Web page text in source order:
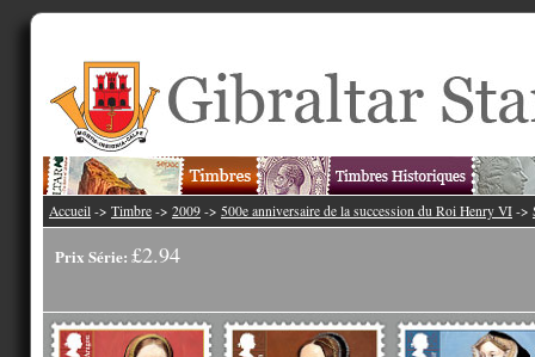
Accueil -> Timbre -> 2009 -> 500e anniversaire de la succession du Roi Henry VI ->
Prix Série: £2.94